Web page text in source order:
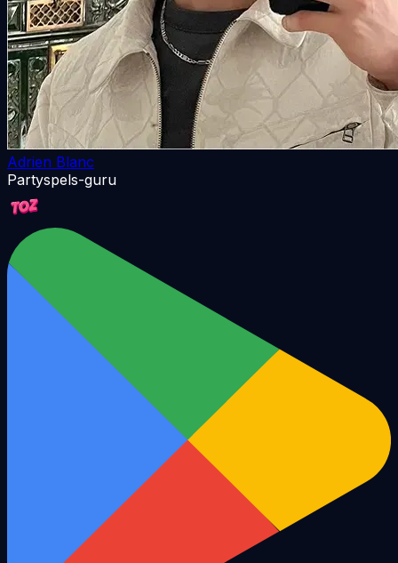
Adrien Blanc
Partyspels-guru